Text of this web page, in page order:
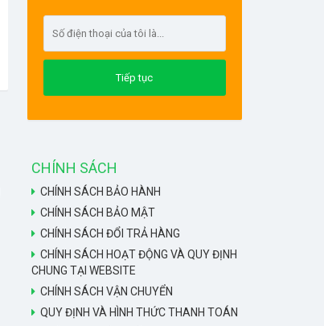
CHÍNH SÁCH
CHÍNH SÁCH BẢO HÀNH
CHÍNH SÁCH BẢO MẬT
CHÍNH SÁCH ĐỔI TRẢ HÀNG
CHÍNH SÁCH HOẠT ĐỘNG VÀ QUY ĐỊNH
CHUNG TẠI WEBSITE
CHÍNH SÁCH VẬN CHUYỂN
QUY ĐỊNH VÀ HÌNH THỨC THANH TOÁN